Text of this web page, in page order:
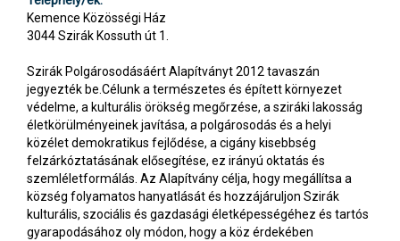
Kemence Közösségi Ház
3044 Szirák Kossuth út 1.
Szirák Polgárosodásáért Alapítványt 2012 tavaszán
jegyezték be.Célunk a természetes és épített környezet
védelme, a kulturális örökség megőrzése, a sziráki lakosság
életkörülményeinek javítása, a polgárosodás és a helyi
közélet demokratikus fejlődése, a cigány kisebbség
felzárkóztatásának elősegítése, ez irányú oktatás és
szemléletformálás. Az Alapítvány célja, hogy megállítsa a
község folyamatos hanyatlását és hozzájáruljon Szirák
kulturális, szociális és gazdasági életképességéhez és tartós
gyarapodásához oly módon, hogy a köz érdekében